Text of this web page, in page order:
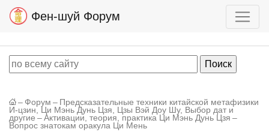
Фен-шуй Форум
– Форум – Предсказательные техники китайской метафизики
И-цзин, Ци Мэнь Дунь Цзя, Цзы Вэй Доу Шу, Выбор дат и
другие – Активации, теория, практика Ци Мэнь Дунь Цзя –
Вопрос знатокам оракула Ци Мень